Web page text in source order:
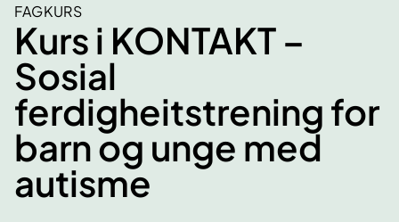
FAGKURS
Kurs i KONTAKT –
Sosial
ferdigheitstrening for
barn og unge med
autisme